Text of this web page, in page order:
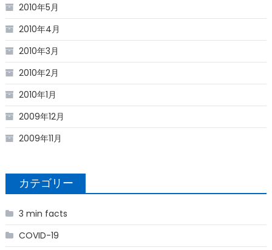
2010年5月
2010年4月
2010年3月
2010年2月
2010年1月
2009年12月
2009年11月
カテゴリー
3 min facts
COVID-19